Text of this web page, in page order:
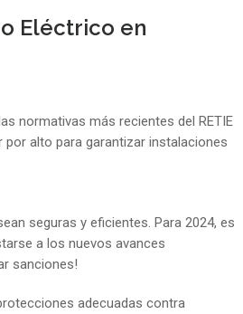
Eléctrico en
normativas más recientes del RETIE
alto para garantizar instalaciones
seguras y eficientes. Para 2024, es
a los nuevos avances
sanciones!
adecuadas contra